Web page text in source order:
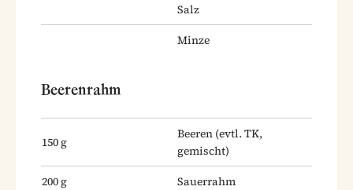
Salz
Minze
Beerenrahm
150g
Beeren (evtl. TK,
gemischt)
200g Sauerrahm